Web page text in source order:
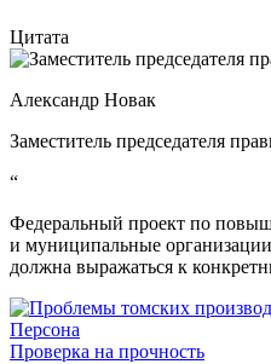
Цитата
Александр Новак
Заместитель председателя
“
Федеральный проект по
и муниципальные
должна выражаться к
Персона
Проверка на прочность